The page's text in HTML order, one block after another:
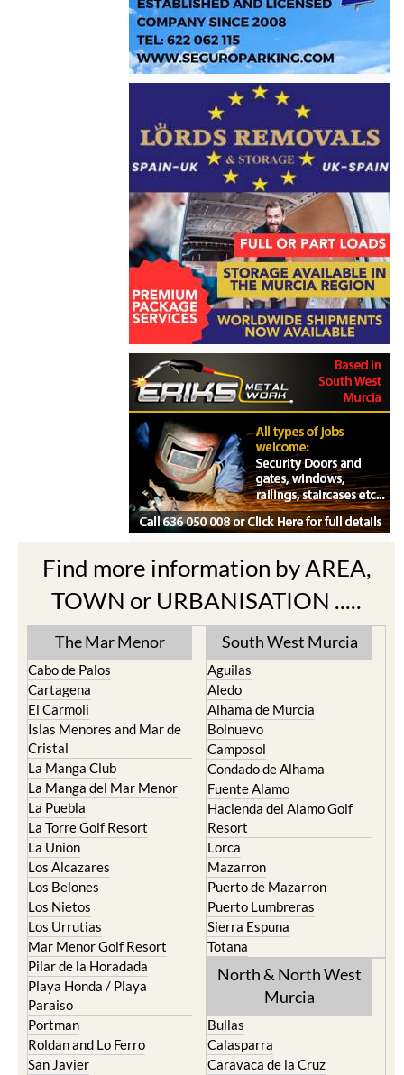
Find more information by AREA,
TOWN or URBANISATION .....
The Mar Menor
Cabo de Palos
Cartagena
El Carmoli
Islas Menores and Mar de
Cristal
La Manga Club
La Manga del Mar Menor
La Puebla
La Torre Golf Resort
La Union
Los Alcazares
Los Belones
Los Nietos
Los Urrutias
Mar Menor Golf Resort
Pilar de la Horadada
Playa Honda / Playa
Paraiso
Portman
Roldan and Lo Ferro
San Javier
South West Murcia
Aguilas
Aledo
Alhama de Murcia
Bolnuevo
Camposol
Condado de Alhama
Fuente Alamo
Hacienda del Alamo Golf
Resort
Lorca
Mazarron
Puerto de Mazarron
Puerto Lumbreras
Sierra Espuna
Totana
North & North West
Murcia
Bullas
Calasparra
Caravaca de la Cruz